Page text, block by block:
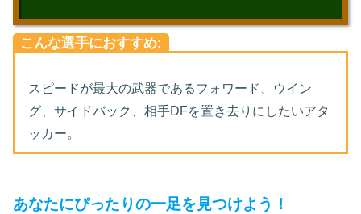
こんな選手におすすめ:
スピードが最大の武器であるフォワード、ウイン
グ、サイドバック、相手DFを置き去りにしたいアタ
ッカー。
あなたにぴったりの一足を見つけよう！